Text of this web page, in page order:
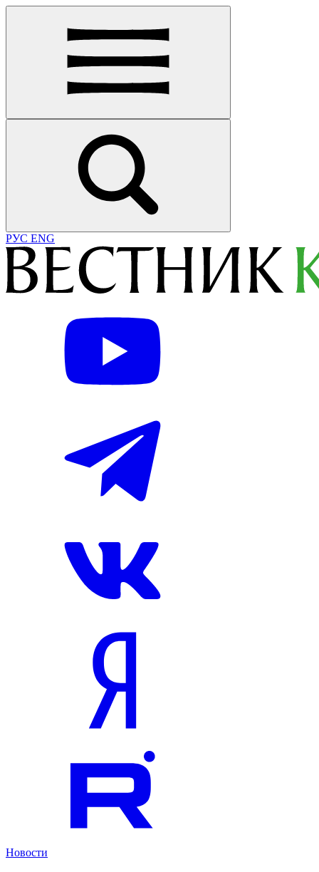
РУС ENG
Новости